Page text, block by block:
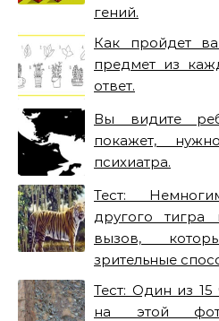
гений.
Как пройдет
предмет из
ответ.
Вы видите
покажет,
психиатра.
Тест:
другого
вызов,
зрительные
Тест: Один из
на этой